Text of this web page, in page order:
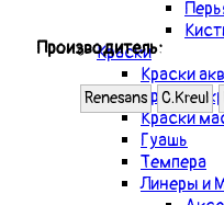
Краски
Краски
Краски
Краски
Гуашь
Темпера
Линеры и
Производитель:
Renesans С.Kreul